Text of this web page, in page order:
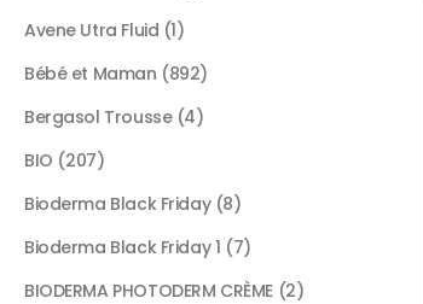
Avene Utra Fluid 1
Bébé et Maman 892
Bergasol Trousse 4
BIO 207
Bioderma Black Friday 8
Bioderma Black Friday 1 7
BIODERMA PHOTODERM CRÈME 2